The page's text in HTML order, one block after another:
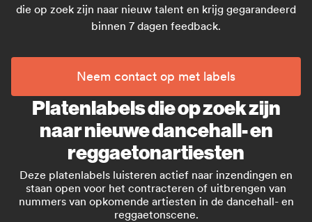
die op zoek zijn naar nieuw talent en krijg gegarandeerd
binnen 7 dagen feedback.
Neem contact op met labels
Platenlabels die op zoek zijn
naar nieuwe dancehall- en
reggaetonartiesten
Deze platenlabels luisteren actief naar inzendingen en
staan open voor het contracteren of uitbrengen van
nummers van opkomende artiesten in de dancehall- en
reggaetonscene.